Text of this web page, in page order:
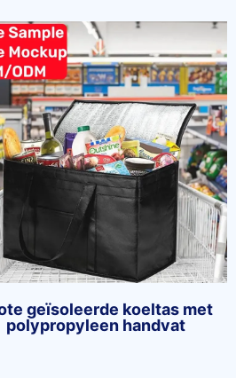
geïsoleerde koeltas met
polypropyleen handvat